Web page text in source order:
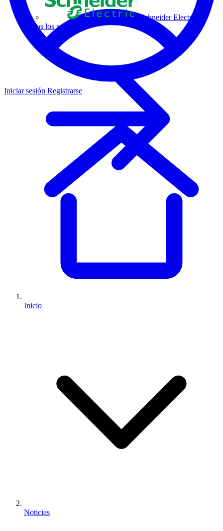
Schneider Electric
Todos los socios
Iniciar sesión Registrarse
Inicio
Noticias